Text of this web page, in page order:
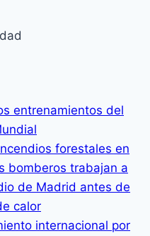
entrenamientos del
forestales en
bomberos trabajan a
de Madrid antes de
calor
internacional por